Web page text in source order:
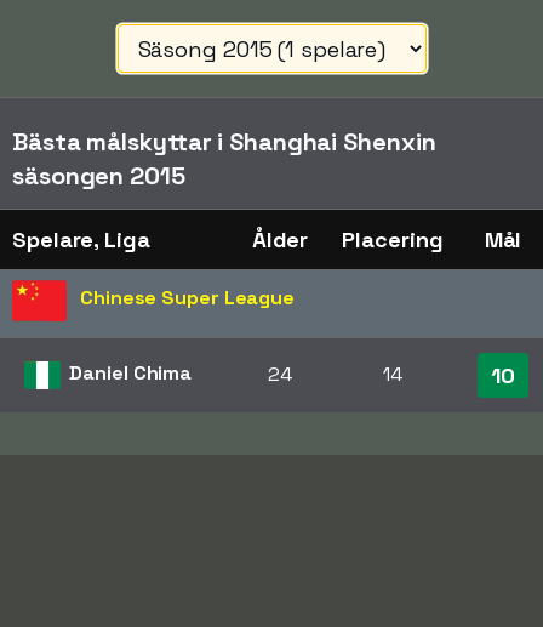
Bästa målskyttar i Shanghai Shenxin
säsongen 2015
Spelare, Liga Ålder Placering Mål
Chinese Super League
Daniel Chima 24 14 10